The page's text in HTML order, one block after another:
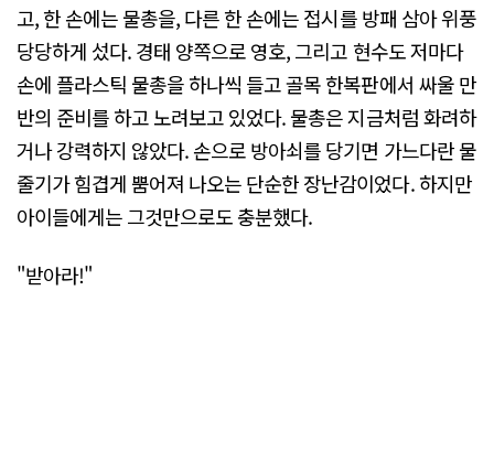
고, 한 손에는 물총을, 다른 한 손에는 접시를 방패 삼아 위풍
당당하게 섰다. 경태 양쪽으로 영호, 그리고 현수도 저마다
손에 플라스틱 물총을 하나씩 들고 골목 한복판에서 싸울 만
반의 준비를 하고 노려보고 있었다. 물총은 지금처럼 화려하
거나 강력하지 않았다. 손으로 방아쇠를 당기면 가느다란 물
줄기가 힘겹게 뿜어져 나오는 단순한 장난감이었다. 하지만
아이들에게는 그것만으로도 충분했다.
"받아라!"